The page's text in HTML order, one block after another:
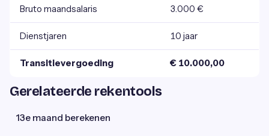
Bruto maandsalaris 3.000 €
Dienstjaren 10 jaar
Transitievergoeding € 10.000,00
Gerelateerde rekentools
13e maand berekenen